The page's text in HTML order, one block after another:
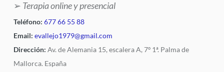
➢ Terapia online y presencial
Teléfono: 677 66 55 88
Email: evallejo1979@gmail.com
Dirección: Av. de Alemania 15, escalera A, 7º 1ª. Palma de
Mallorca. España